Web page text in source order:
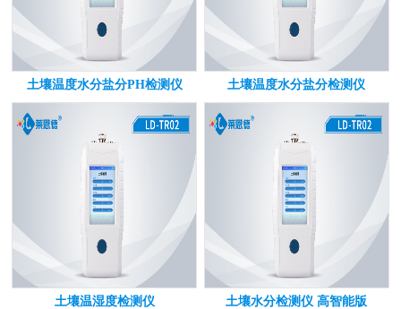
土壤温度水分盐分PH检测仪 土壤温度水分盐分检测仪
土壤温湿度检测仪 土壤水分检测仪 高智能版